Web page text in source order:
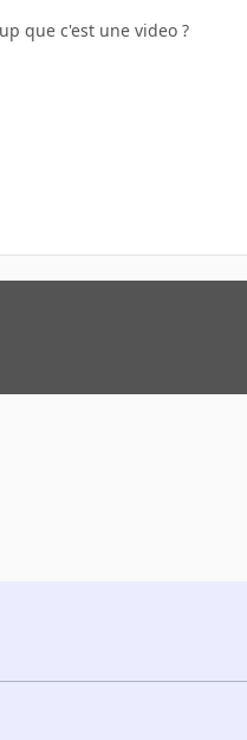
que c'est une video ?